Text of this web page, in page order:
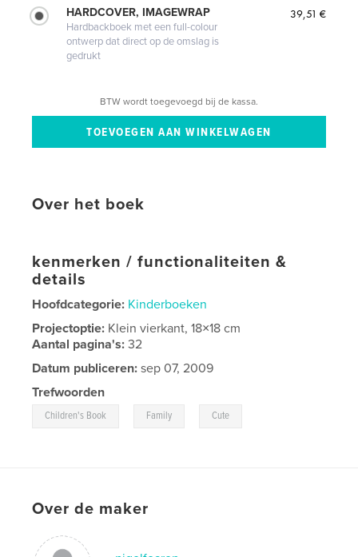
HARDCOVER, IMAGEWRAP
Hardbackboek met een full-colour
ontwerp dat direct op de omslag is
gedrukt
39,51 €
BTW wordt toegevoegd bij de kassa.
Over het boek
kenmerken / functionaliteiten &
details
Hoofdcategorie: Kinderboeken
Projectoptie: Klein vierkant, 18×18 cm
Aantal pagina's:32
Datum publiceren: sep 07, 2009
Trefwoorden
Children's Book Family Cute
Over de maker